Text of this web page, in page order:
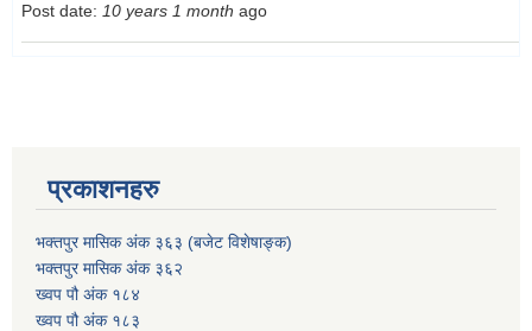
Post date: 10 years 1 month ago
प्रकाशनहरु
भक्तपुर मासिक अंक ३६३ (बजेट विशेषाङ्क)
भक्तपुर मासिक अंक ३६२
ख्वप पौ अंक १८४
ख्वप पौ अंक १८३